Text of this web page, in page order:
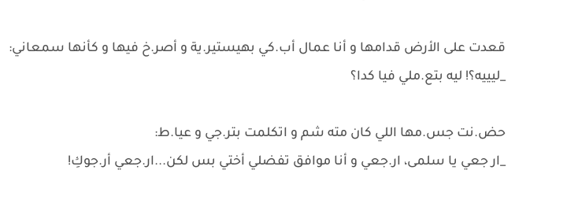
قعدت على الأرض قدامها و أنا عمال أب.كي بهيستير.ية و أصر.خ فيها و كأنها سمعاني:
_ليييه؟! ليه بتع.ملي فيا كدا؟
حض.نت جس.مها اللي كان مته شم و اتكلمت بتر.جي و عيا.ط:
_ار جعي يا سلمى، ار.جعي و أنا موافق تفضلي أختي بس لكن...ار.جعي أر.جوكِ!